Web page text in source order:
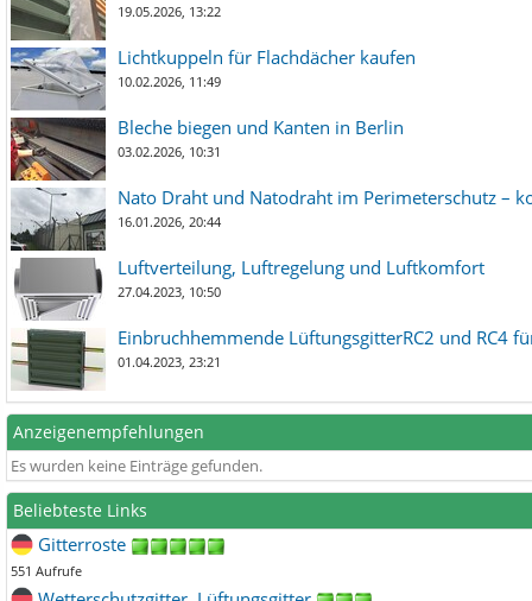
19.05.2026, 13:22
Lichtkuppeln für Flachdächer kaufen
10.02.2026, 11:49
Bleche biegen und Kanten in Berlin
03.02.2026, 10:31
Nato Draht und Natodraht im Perimeterschutz –
16.01.2026, 20:44
Luftverteilung, Luftregelung und Luftkomfort
27.04.2023, 10:50
Einbruchhemmende LüftungsgitterRC2 und RC4
01.04.2023, 23:21
Anzeigenempfehlungen
Es wurden keine Einträge gefunden.
Beliebteste Links
Gitterroste
551 Aufrufe